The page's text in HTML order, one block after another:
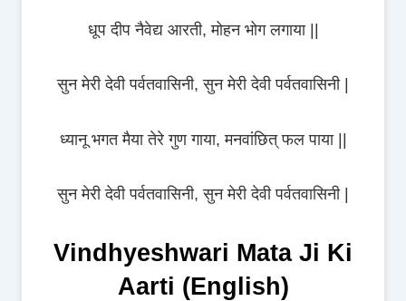
धूप दीप नैवेद्य आरती, मोहन भोग लगाया ||
सुन मेरी देवी पर्वतवासिनी, सुन मेरी देवी पर्वतवासिनी |
ध्यानू भगत मैया तेरे गुण गाया, मनवांछित् फल पाया ||
सुन मेरी देवी पर्वतवासिनी, सुन मेरी देवी पर्वतवासिनी |
Vindhyeshwari Mata Ji Ki
Aarti (English)